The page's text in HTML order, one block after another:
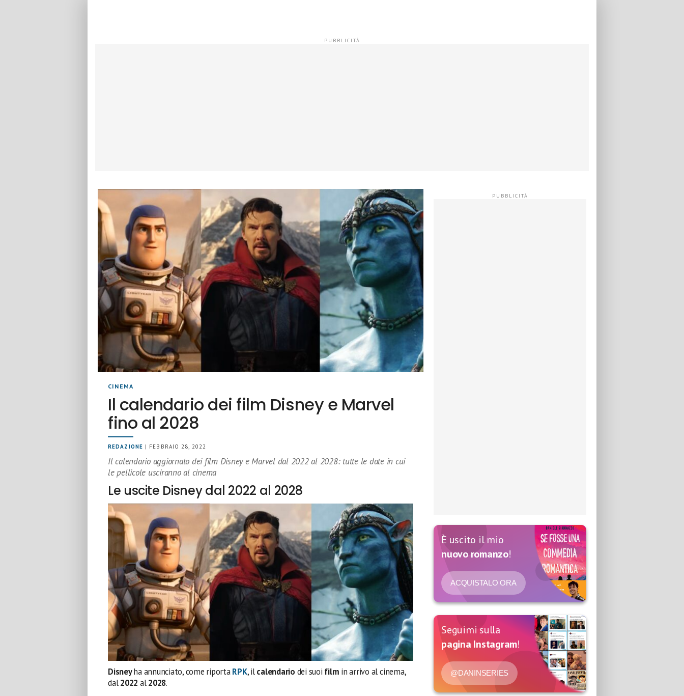
CINEMA
Il calendario dei film Disney e Marvel
fino al 2028
REDAZIONE | FEBBRAIO 28, 2022
Il calendario aggiornato dei film Disney e Marvel dal 2022 al 2028: tutte le date in cui
le pellicole usciranno al cinema
Le uscite Disney dal 2022 al 2028
Disneyha annunciato, come riportaRPK, ilcalendario dei suoi film in arrivo al cinema,
dal2022 al2028.
È uscito il mio
nuovo romanzo!
ACQUISTALO ORA
Seguimi sulla
pagina Instagram!
@DANINSERIES